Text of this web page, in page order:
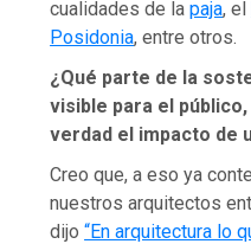
cualidades de lapaja, el
Posidonia, entre otros.
¿Qué parte de la
visible para el
verdad el impacto de
Creo que, a eso ya
nuestros arquitectos
dijo“En arquitectura lo